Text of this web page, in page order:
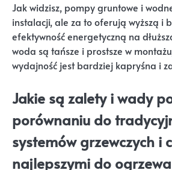
Jak widzisz, pompy gruntowe i
instalacji, ale za to oferują wyższą i
efektywność energetyczną na
woda są tańsze i prostsze w
wydajność jest bardziej kapryśna i
Jakie są zalety i wady
porównaniu do
systemów grzewczych i
najlepszymi do